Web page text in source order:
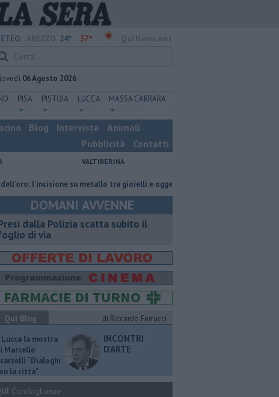
24° 37°
06 Agosto 2026
PISA PISTOIA LUCCA MASSA CARRARA
Blog Interviste
Animali
Pubblicità
Contatti
VALTIBERINA
l’incisione su metallo tra gioielli e oggetti personalizzati
DOMANI AVVENNE
dalla Polizia scatta subito il
di via
Qui Blog
di Riccardo Ferrucci
Lucca la mostra
Marcello
“Dialoghi
la città"
INCONTRI
D'ARTE
Condoglianze